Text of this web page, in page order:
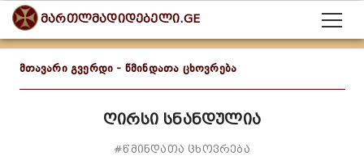
მართლმადიდებელი.GE
მთავარი გვერდი - წმინდათა ცხოვრება
ღირსი სნანდულია
#წმინდათა ცხოვრება